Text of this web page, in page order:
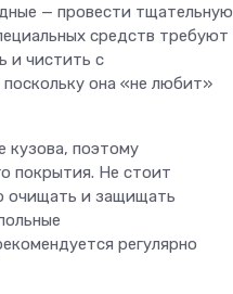
— провести тщательную
средств требуют
и чистить с
она «не любит»
кузова, поэтому
покрытия. Не стоит
очищать и защищать
регулярно